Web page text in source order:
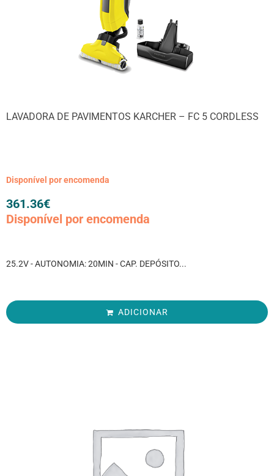
LAVADORA DE PAVIMENTOS KARCHER – FC 5 CORDLESS
Disponível por encomenda
361.36€
Disponível por encomenda
25.2V - AUTONOMIA: 20MIN - CAP. DEPÓSITO...
ADICIONAR